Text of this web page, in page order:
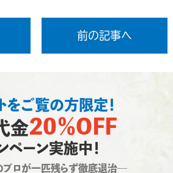
前の記事へ
をご覧の方限定！
金20％OFF
ペーン実施中！
ロが一匹残らず徹底退治―